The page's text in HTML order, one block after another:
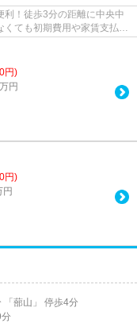
！徒歩3分の距離に中央中
ても初期費用や家賃支払い
円)
円
円)
円
「蔀山」 停歩4分
分